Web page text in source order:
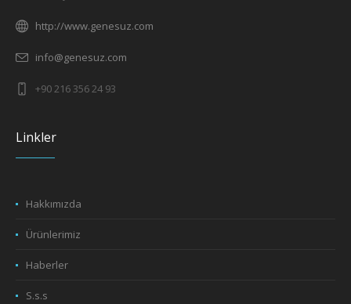
http://www.genesuz.com
info@genesuz.com
+90 216 356 24 93
Linkler
Hakkımızda
Ürünlerimiz
Haberler
S.s.s